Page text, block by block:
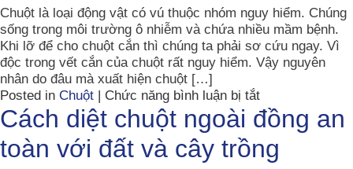
với
những
vật
dụng
nhà
Chuột là loại động vật có vú thuộc nhóm nguy hiểm. Chúng
sống trong môi trường ô nhiễm và chứa nhiều mầm bệnh.
Khi lỡ để cho chuột cắn thì chúng ta phải sơ cứu ngay. Vì
độc trong vết cắn của chuột rất nguy hiểm. Vậy nguyên
nhân do đâu mà xuất hiện chuột […]
Posted in Chuột | Chức năng bình luận bị tắtở
Nguyên
nhân
xuất
hiện
Cách diệt chuột ngoài đồng an
toàn với đất và cây trồng